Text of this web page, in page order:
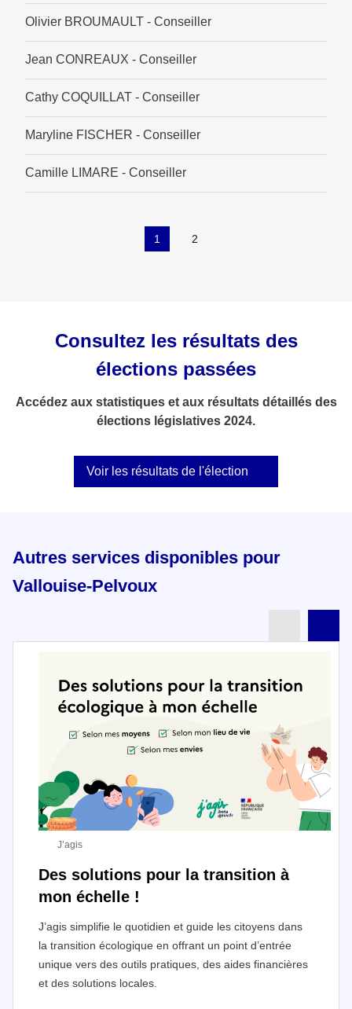
Olivier BROUMAULT - Conseiller
Jean CONREAUX - Conseiller
Cathy COQUILLAT - Conseiller
Maryline FISCHER - Conseiller
Camille LIMARE - Conseiller
1 2
Consultez les résultats des
élections passées
Accédez aux statistiques et aux résultats détaillés des
élections législatives 2024.
Voir les résultats de l'élection
Autres services disponibles pour
Vallouise-Pelvoux
Des solutions pour la transition à
mon échelle !
J’agis simplifie le quotidien et guide les citoyens dans
la transition écologique en offrant un point d’entrée
unique vers des outils pratiques, des aides financières
et des solutions locales.
J’agis